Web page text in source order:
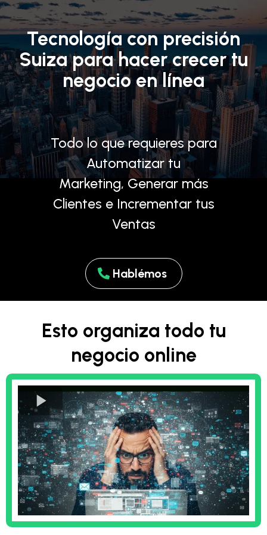
Tecnología con precisión
Suiza para hacer crecer tu
negocio en línea
Todo lo que requieres para
Automatizar tu
Marketing, Generar más
Clientes e Incrementar tus
Ventas
Hablémos
Esto organiza todo tu
negocio online